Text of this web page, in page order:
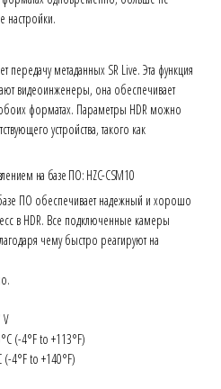
настройки.
передачу метаданных SR Live. Эта функция
видеоинженеры, она обеспечивает
форматах. Параметры HDR можно
устройства, такого как
на базе ПО: HZC-CSM10
ПО обеспечивает надежный и хорошо
в HDR. Все подключенные камеры
чему быстро реагируют на
(-4°F to +113°F)
4°F to +140°F)